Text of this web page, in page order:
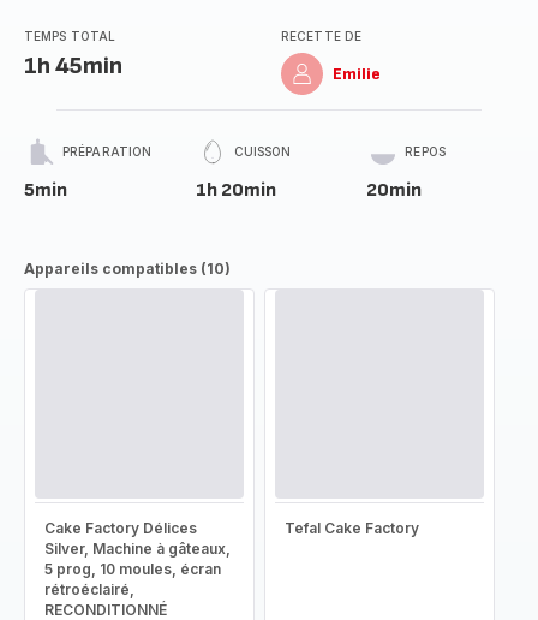
TEMPS TOTAL
1h 45min
RECETTE DE
Emilie
PRÉPARATION
5min
CUISSON
1h 20min
REPOS
20min
Appareils compatibles (10)
Cake Factory Délices
Silver, Machine à gâteaux,
5 prog, 10 moules, écran
rétroéclairé,
RECONDITIONNÉ
Tefal Cake Factory